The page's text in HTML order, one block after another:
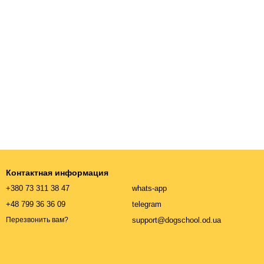
Контактная информация
+380 73 311 38 47
+48 799 36 36 09
Перезвонить вам?
whats-app
telegram
support@dogschool.od.ua